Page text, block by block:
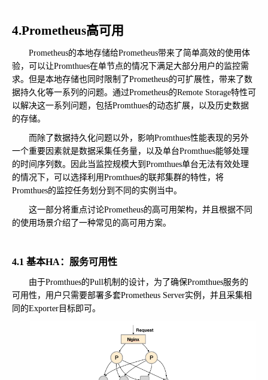
4.Prometheus高可用
Prometheus的本地存储给Prometheus带来了简单高效的使用体
验，可以让Promthues在单节点的情况下满足大部分用户的监控需
求。但是本地存储也同时限制了Prometheus的可扩展性，带来了数
据持久化等一系列的问题。通过Prometheus的Remote Storage特性可
以解决这一系列问题，包括Promthues的动态扩展，以及历史数据
的存储。
而除了数据持久化问题以外，影响Promthues性能表现的另外
一个重要因素就是数据采集任务量，以及单台Promthues能够处理
的时间序列数。因此当监控规模大到Promthues单台无法有效处理
的情况下，可以选择利用Promthues的联邦集群的特性，将
Promthues的监控任务划分到不同的实例当中。
这一部分将重点讨论Prometheus的高可用架构，并且根据不同
的使用场景介绍了一种常见的高可用方案。
4.1 基本HA：服务可用性
由于Promthues的Pull机制的设计，为了确保Promthues服务的
可用性，用户只需要部署多套Prometheus Server实例，并且采集相
同的Exporter目标即可。